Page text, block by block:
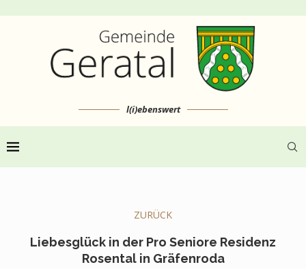
l(i)ebenswert
ZURÜCK
Liebesglück in der Pro Seniore Residenz
Rosental in Gräfenroda